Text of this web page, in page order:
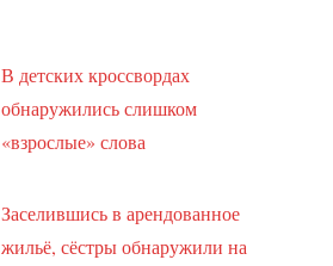
В детских кроссвордах
обнаружились слишком
«взрослые» слова
Заселившись в арендованное
жильё, сёстры обнаружили на